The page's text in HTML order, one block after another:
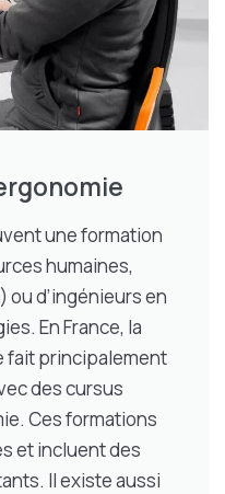
une formation
humaines,
d’ingénieurs en
En France, la
fait principalement
des cursus
Ces formations
et incluent des
Il existe aussi